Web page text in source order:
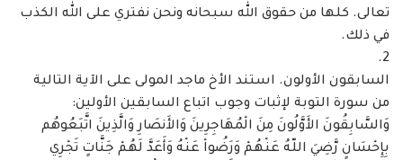
تعالى. كلها من حقوق الله سبحانه ونحن نفتري على الله الكذب
في ‏ذلك. ‏
السابقون الأولون. استند الأخ ماجد المولى على الآية التالية
من سورة التوبة لإثبات وجوب ‏اتباع السابقين الأولين:
وَالسَّابِقُونَ الأَوَّلُونَ مِنَ الْمُهَاجِرِينَ وَالأَنصَارِ وَالَّذِينَ اتَّبَعُوهُم
بِإِحْسَانٍ رَّضِيَ اللّهُ ‏عَنْهُمْ وَرَضُواْ عَنْهُ وَأَعَدَّ لَهُمْ جَنَّاتٍ تَجْرِي